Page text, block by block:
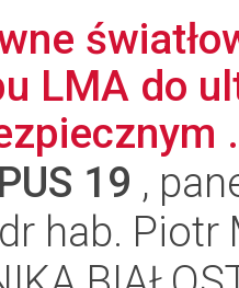
LMA do
19 ,
hab. Piotr